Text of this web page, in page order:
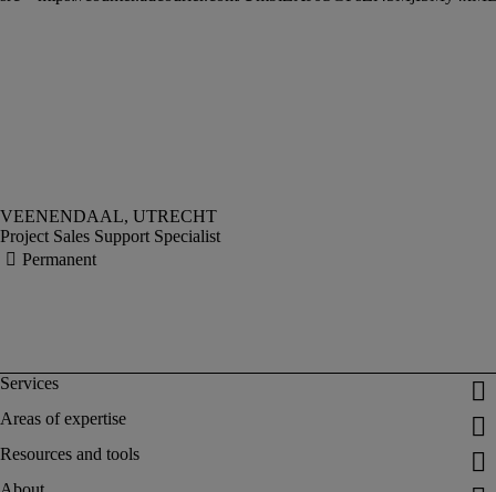
Project Sales Support Specialist